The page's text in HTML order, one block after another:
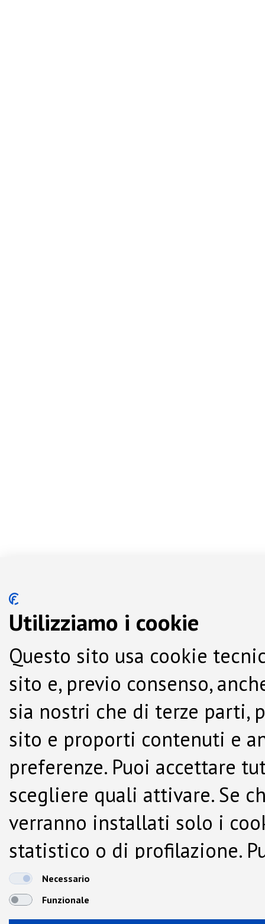
Utilizziamo i cookie
Questo sito usa cookie
sito e, previo consenso,
sia nostri che di terze parti,
sito e proporti contenuti e
preferenze. Puoi accettare
scegliere quali attivare. Se
verranno installati solo i
statistico o di profilazione.
dalla Cookie Policy.
Necessario
Funzionale